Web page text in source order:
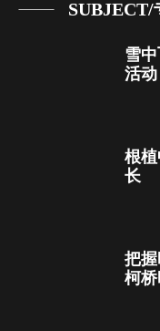
SUBJECT/
雪
活
根
长
把
柯